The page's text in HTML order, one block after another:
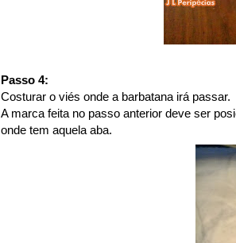
Passo 4:
Costurar o viés onde a barbatana irá passar.
A marca feita no passo anterior deve ser
onde tem aquela aba.